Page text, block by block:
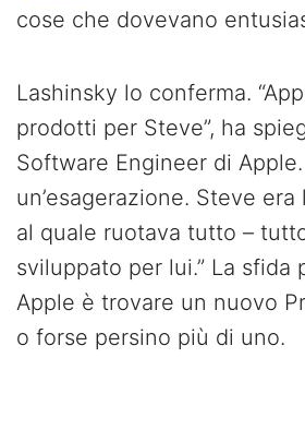
cose che dovevano
Lashinsky lo conferma.
prodotti per Steve”, ha
Software Engineer di Apple.
un’esagerazione. Steve era
al quale ruotava tutto –
sviluppato per lui.” La sfida
Apple è trovare un nuovo
o forse persino più di uno.